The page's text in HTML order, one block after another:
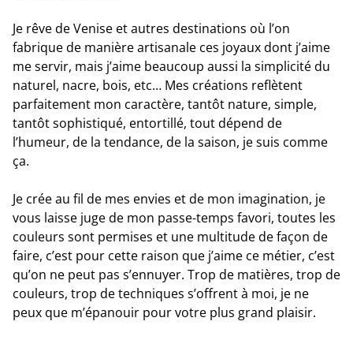
Je rêve de Venise et autres destinations où l’on
fabrique de manière artisanale ces joyaux dont j’aime
me servir, mais j’aime beaucoup aussi la simplicité du
naturel, nacre, bois, etc… Mes créations reflètent
parfaitement mon caractère, tantôt nature, simple,
tantôt sophistiqué, entortillé, tout dépend de
l’humeur, de la tendance, de la saison, je suis comme
ça.
Je crée au fil de mes envies et de mon imagination, je
vous laisse juge de mon passe-temps favori, toutes les
couleurs sont permises et une multitude de façon de
faire, c’est pour cette raison que j’aime ce métier, c’est
qu’on ne peut pas s’ennuyer. Trop de matières, trop de
couleurs, trop de techniques s’offrent à moi, je ne
peux que m’épanouir pour votre plus grand plaisir.